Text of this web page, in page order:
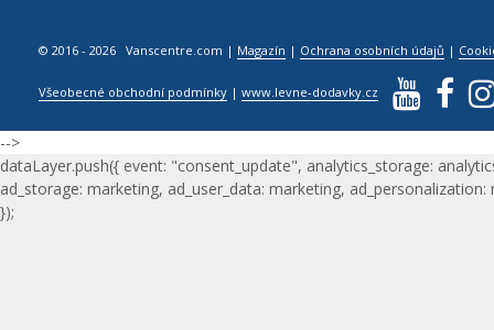
© 2016 - 2026 Vanscentre.com | Magazín | Ochrana osobních údajů |
Všeobecné obchodní podmínky |www.levne-dodavky.cz
-->
dataLayer.push({ event: "consent_update", analytics_storage:
ad_storage: marketing, ad_user_data: marketing, ad_personalization:
});